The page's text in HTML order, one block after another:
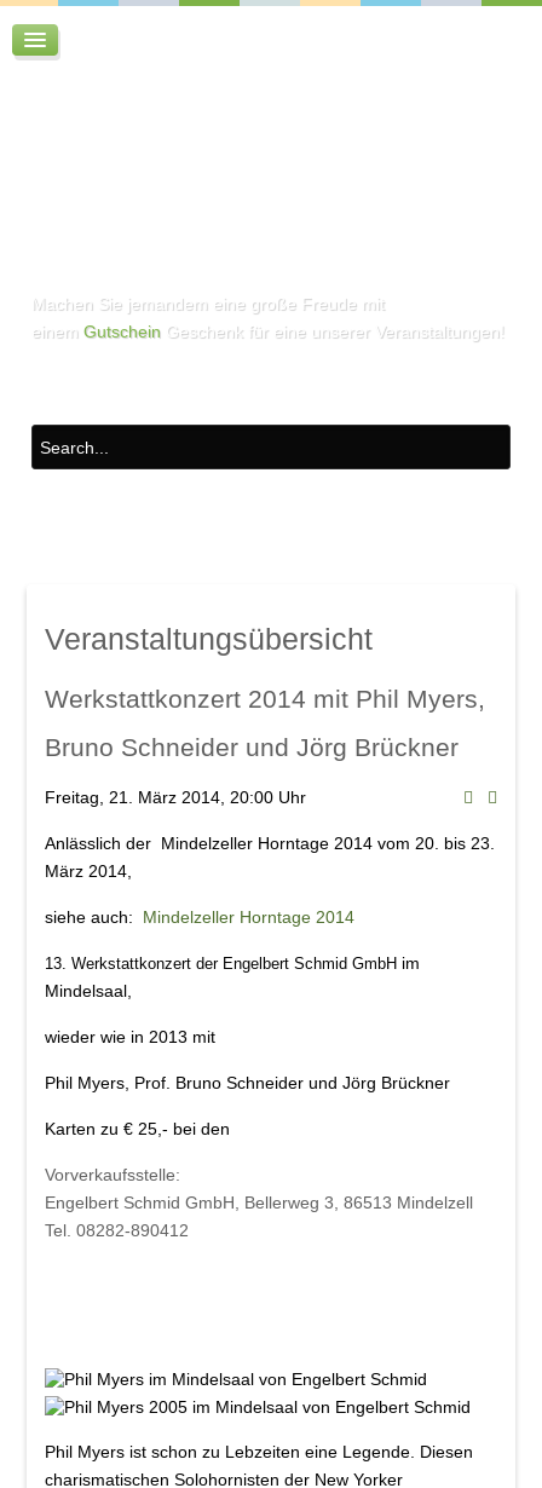
Machen Sie jemandem eine große Freude mit
einemGutschein Geschenk für eine unserer Veranstaltungen!
Galerien
Weinschwätzle
im Mindelsaal
Weine
im Amphitheater
Beschde aus 10 Jahren
Rotkäppchen und der arme Wolf -
Münchner Theater für Kinder
Blech & Co. 2026
VERANSTALTUNGS ÜBERSICHT
Buchung
Kontakt
Veranstaltungsübersicht
Werkstattkonzert 2014 mit Phil Myers,
Bruno Schneider und Jörg Brückner
Freitag, 21. März 2014, 20:00 Uhr
Anlässlich der Mindelzeller Horntage 2014 vom 20. bis 23.
März 2014,
siehe auch: Mindelzeller Horntage 2014
13. Werkstattkonzert der Engelbert Schmid GmbH im
Mindelsaal,
wieder wie in 2013 mit
Phil Myers, Prof. Bruno Schneiderund Jörg Brückner
Karten zu € 25,- bei den
Vorverkaufsstelle:
Engelbert Schmid GmbH, Bellerweg 3, 86513 Mindelzell
Tel. 08282-890412
Phil Myersist schon zu Lebzeiten eine Legende. Diesen
charismatischen Solohornisten der New Yorker